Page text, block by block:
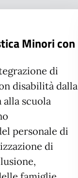
Minori con
di
disabilità dalla
alla scuola
personale di
di